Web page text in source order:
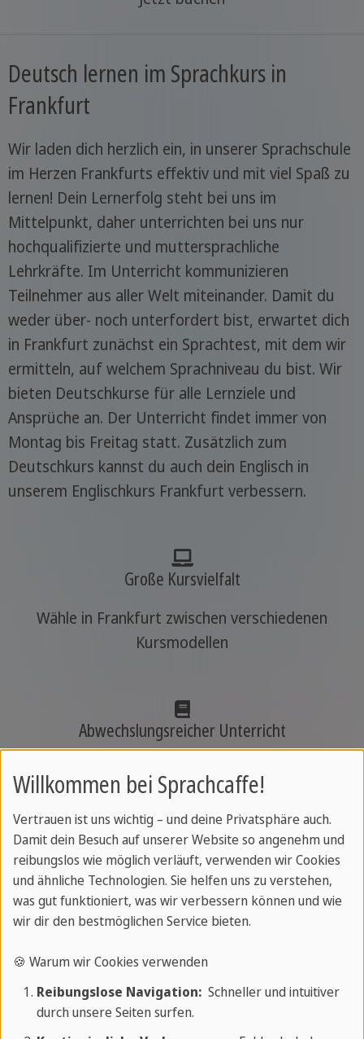
Deutsch lernen im Sprachkurs in
Frankfurt
Wir laden dich herzlich ein, in unserer Sprachschule
im Herzen Frankfurts effektiv und mit viel Spaß zu
lernen! Dein Lernerfolg steht bei uns im
Mittelpunkt, daher unterrichten bei uns nur
hochqualifizierte und muttersprachliche
Lehrkräfte. Im Unterricht kommunizieren
Teilnehmer aus aller Welt miteinander. Damit du
weder über- noch unterfordert bist, erwartet dich
in Frankfurt zunächst ein Sprachtest, mit dem wir
ermitteln, auf welchem Sprachniveau du bist. Wir
bieten Deutschkurse für alle Lernziele und
Ansprüche an. Der Unterricht findet immer von
Montag bis Freitag statt. Zusätzlich zum
Deutschkurs kannst du auch dein Englisch in
unserem Englischkurs Frankfurt verbessern.
Große Kursvielfalt
Wähle in Frankfurt zwischen verschiedenen
Kursmodellen
Abwechslungsreicher Unterricht
Die Lehrer helfen dir, dein Ziel zu erreichen
Hochqualifizierte Lehrer
Lerne Deutsch von Muttersprachlern
Einstufungstest und Sprachzertifikat
Genieße die hohe Sprachkurs-Qualität
Willkommen bei Sprachcaffe!
Vertrauen ist uns wichtig – und deine Privatsphäre auch.
Damit dein Besuch auf unserer Website so angenehm und
reibungslos wie möglich verläuft, verwenden wir Cookies
und ähnliche Technologien. Sie helfen uns zu verstehen,
was gut funktioniert, was wir verbessern können und wie
wir dir den bestmöglichen Service bieten.
🍪 Warum wir Cookies verwenden
Reibungslose Navigation:Schneller und intuitiver
durch unsere Seiten surfen.